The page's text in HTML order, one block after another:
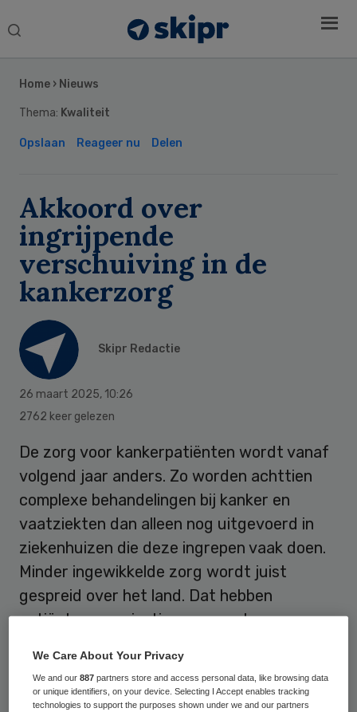
Search
Home › Nieuws
Thema: Kwaliteit
Opslaan Reageer nu Delen
Akkoord over
ingrijpende
verschuiving in de
kankerzorg
Skipr Redactie
26 maart 2025, 10:26
2762 keer gelezen
De zorg voor kankerpatiënten wordt vanaf
volgend jaar anders. Zo worden achttien
complexe behandelingen bij kanker en
vaatziekten dan alleen nog uitgevoerd in
ziekenhuizen die deze ingrepen vaak doen.
Minder ingewikkelde zorg wordt juist
gespreid over het land. Dat hebben
patiëntenorganisaties, zorgverleners,
overheid afgesproken.
Sidebar
We Care About Your Privacy
We and our887 partners store and access personal data, like browsing data
or unique identifiers, on your device. Selecting I Accept enables tracking
technologies to support the purposes shown under we and our partners